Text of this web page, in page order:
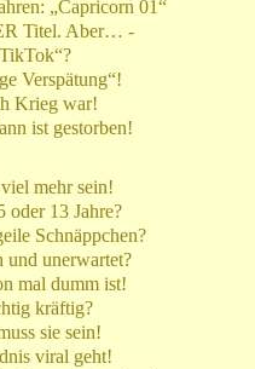
„Capricorn 01“
Titel. Aber… -
Verspätung“!
Krieg war!
ist gestorben!
mehr sein!
oder 13 Jahre?
Schnäppchen?
unerwartet?
mal dumm ist!
kräftig?
sie sein!
viral geht!